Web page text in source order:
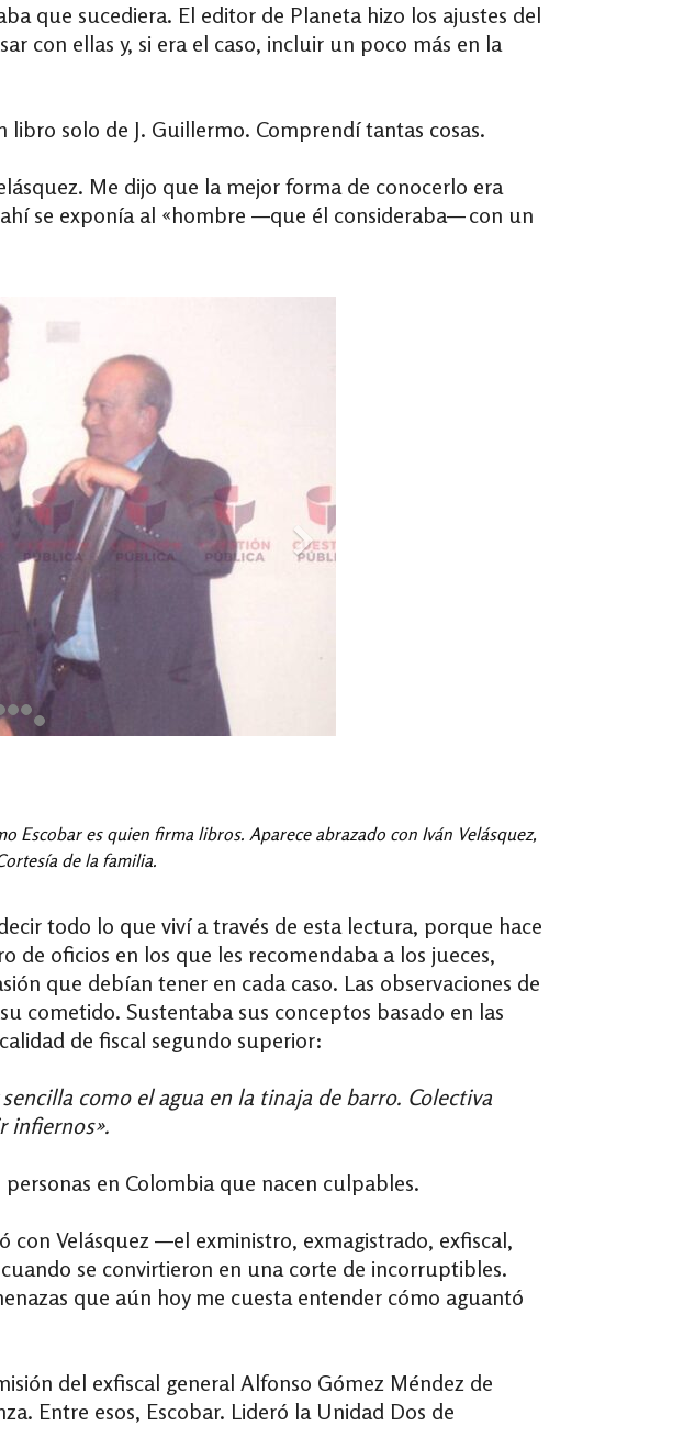
que sucediera. El editor de Planeta hizo los ajustes del
con ellas y, si era el caso, incluir un poco más en la
solo de J. Guillermo. Comprendí tantas cosas.
Me dijo que la mejor forma de conocerlo era
se exponía al «hombre —que él consideraba— con un
Escobar es quien firma libros. Aparece abrazado con Iván Velásquez,
de la familia.
todo lo que viví a través de esta lectura, porque hace
de oficios en los que les recomendaba a los jueces,
que debían tener en cada caso. Las observaciones de
cometido. Sustentaba sus conceptos basado en las
de fiscal segundo superior:
como el agua en la tinaja de barro. Colectiva
infiernos».
en Colombia que nacen culpables.
Velásquez —el exministro, exmagistrado, exfiscal,
se convirtieron en una corte de incorruptibles.
que aún hoy me cuesta entender cómo aguantó
del exfiscal general Alfonso Gómez Méndez de
Entre esos, Escobar. Lideró la Unidad Dos de